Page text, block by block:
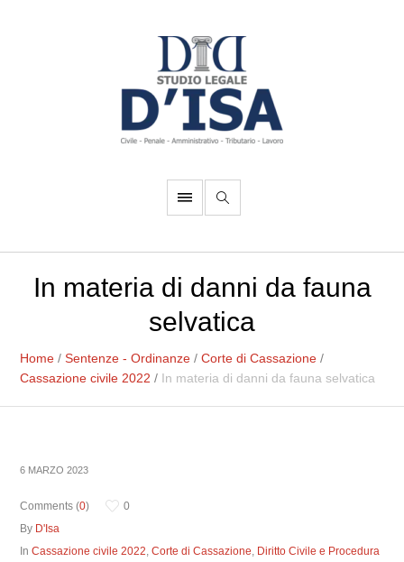
In materia di danni da fauna
selvatica
Home /Sentenze - Ordinanze /Corte di Cassazione /
Cassazione civile 2022 / In materia di danni da fauna selvatica
6 MARZO 2023
Comments (0)
0
By D'Isa
InCassazione civile 2022,Corte di Cassazione, Diritto Civile e Procedura